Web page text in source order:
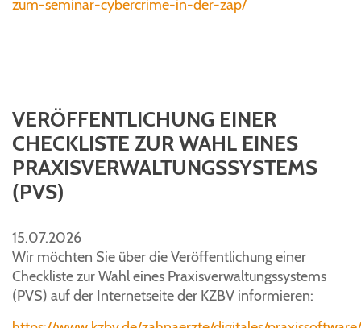
zum-seminar-cybercrime-in-der-zap/
VERÖFFENTLICHUNG EINER
CHECKLISTE ZUR WAHL EINES
PRAXISVERWALTUNGSSYSTEMS
(PVS)
15.07.2026
Wir möchten Sie über die Veröffentlichung einer
Checkliste zur Wahl eines Praxisverwaltungssystems
(PVS) auf der Internetseite der KZBV informieren: